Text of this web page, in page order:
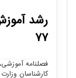
رشد
۷۷
فصلنامه